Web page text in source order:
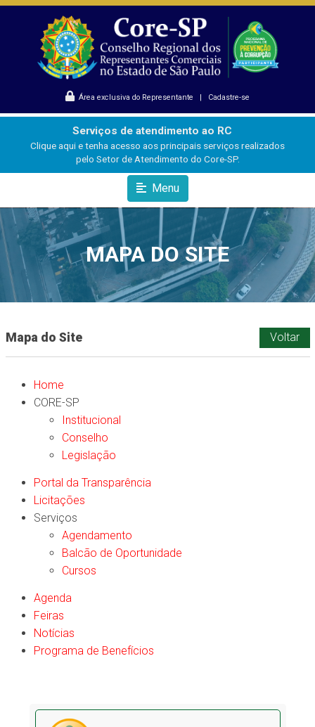
Área exclusiva do Representante | Cadastre-se
Serviços de atendimento ao RC
Clique aqui e tenha acesso aos principais serviços realizados
pelo Setor de Atendimento do Core-SP.
Menu
MAPA DO SITE
Mapa do Site Voltar
Home
CORE-SP
Institucional
Conselho
Legislação
Portal da Transparência
Licitações
Serviços
Agendamento
Balcão de Oportunidade
Cursos
Agenda
Feiras
Notícias
Programa de Benefícios